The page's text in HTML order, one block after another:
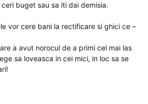
buget sau sa iti dai demisia.
vor cere bani la rectificare si ghici ce –
a avut norocul de a primi cel mai las
sa loveasca in cei mici, in loc sa se